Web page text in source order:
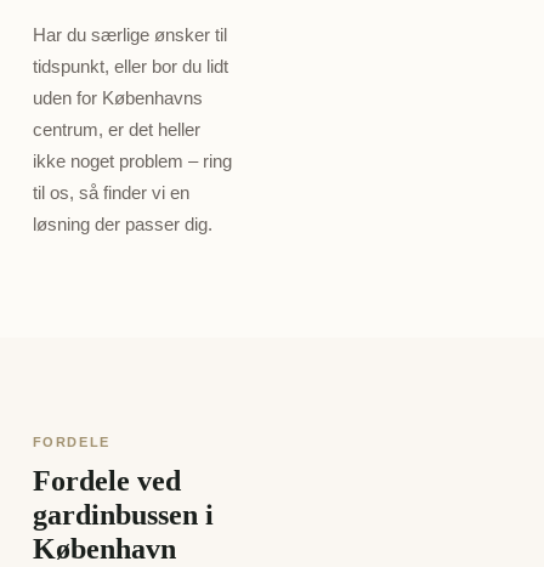
Har du særlige ønsker til
tidspunkt, eller bor du lidt
uden for Københavns
centrum, er det heller
ikke noget problem – ring
til os, så finder vi en
løsning der passer dig.
FORDELE
Fordele ved
gardinbussen i
København